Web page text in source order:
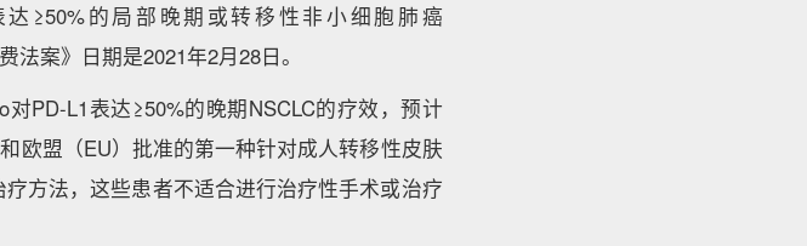
≥50%的局部晚期或转移性非小细胞肺癌
法案》日期是2021年2月28日。
PD-L1表达≥50%的晚期NSCLC的疗效，预计
欧盟（EU）批准的第一种针对成人转移性皮肤
方法，这些患者不适合进行治疗性手术或治疗